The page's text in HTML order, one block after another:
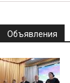
Объявления